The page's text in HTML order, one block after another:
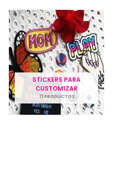
STICKERS PARA
CUSTOMIZAR
71 PRODUCTOS